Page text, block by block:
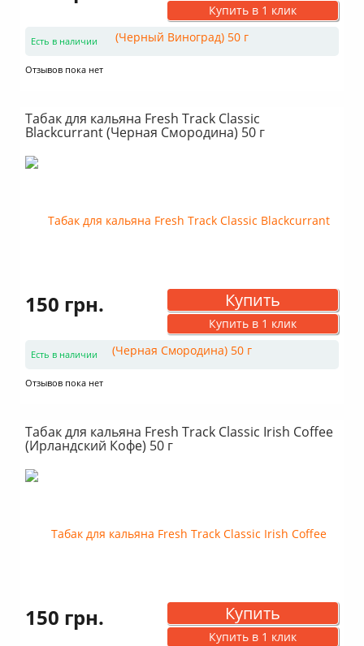
Купить в 1 клик
Есть в наличии
Отзывов пока нет
Табак для кальяна Fresh Track Classic
Blackcurrant (Черная Смородина) 50 г
150 грн. Купить
Купить в 1 клик
Есть в наличии
Отзывов пока нет
Табак для кальяна Fresh Track Classic Irish Coffee
(Ирландский Кофе) 50 г
150 грн. Купить
Купить в 1 клик